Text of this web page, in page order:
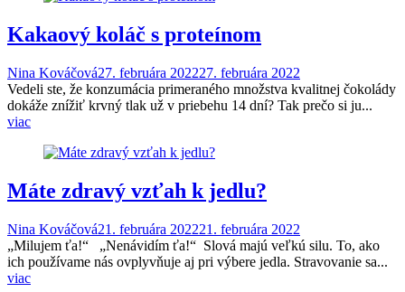
Kakaový koláč s proteínom
Nina Kováčová27. februára 202227. februára 2022
Vedeli ste, že konzumácia primeraného množstva kvalitnej čokolády
dokáže znížiť krvný tlak už v priebehu 14 dní? Tak prečo si ju...
viac
Máte zdravý vzťah k jedlu?
Nina Kováčová21. februára 202221. februára 2022
„Milujem ťa!“ „Nenávidím ťa!“ Slová majú veľkú silu. To, ako
ich používame nás ovplyvňuje aj pri výbere jedla. Stravovanie sa...
viac